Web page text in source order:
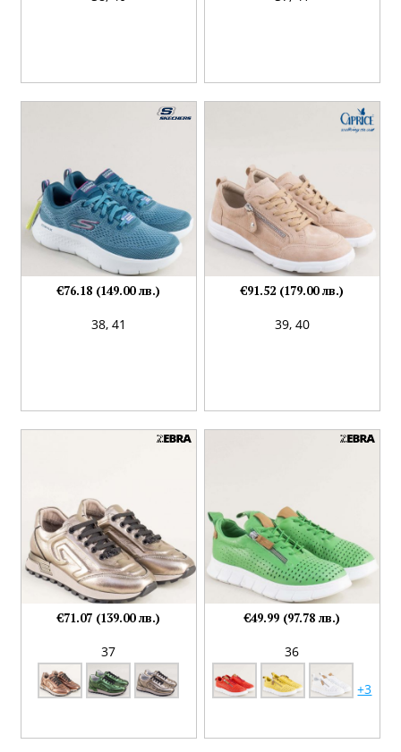
38, 41
€76.18 (149.00 лв.)
39, 40
€91.52 (179.00 лв.)
37
€71.07 (139.00 лв.)
36
+3
€49.99 (97.78 лв.)